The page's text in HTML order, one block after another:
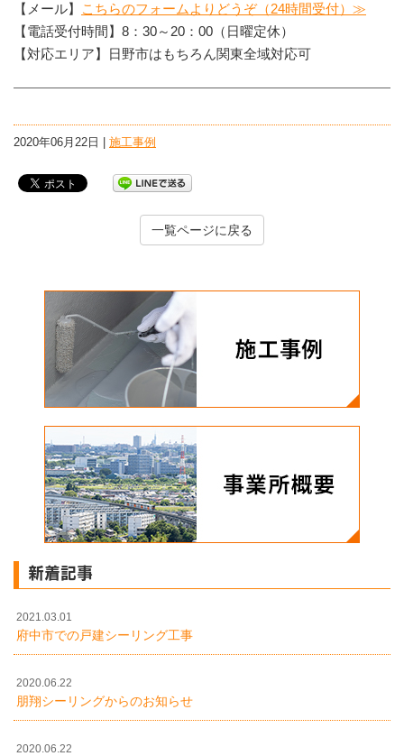
【メール】
こちらのフォームよりどうぞ（24時間受付）≫
【電話受付時間】8：30～20：00（日曜定休）
【対応エリア】日野市はもちろん関東全域対応可
2020年06月22日 | 施工事例
一覧ページに戻る
新着記事
2021.03.01
府中市での戸建シーリング工事
2020.06.22
朋翔シーリングからのお知らせ
2020.06.22